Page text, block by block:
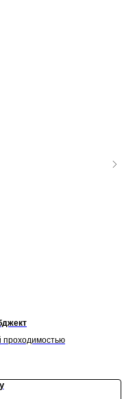
проходимостью